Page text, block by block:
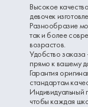
Высокое
девочек
Разнообразие
так и более
возрастов.
Удобство
прямо к вашему
Гарантия
стандартам
чтобы каждая